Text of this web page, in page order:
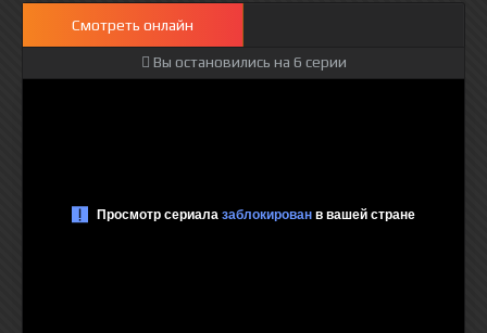
Смотреть онлайн
Вы остановились на 6 серии